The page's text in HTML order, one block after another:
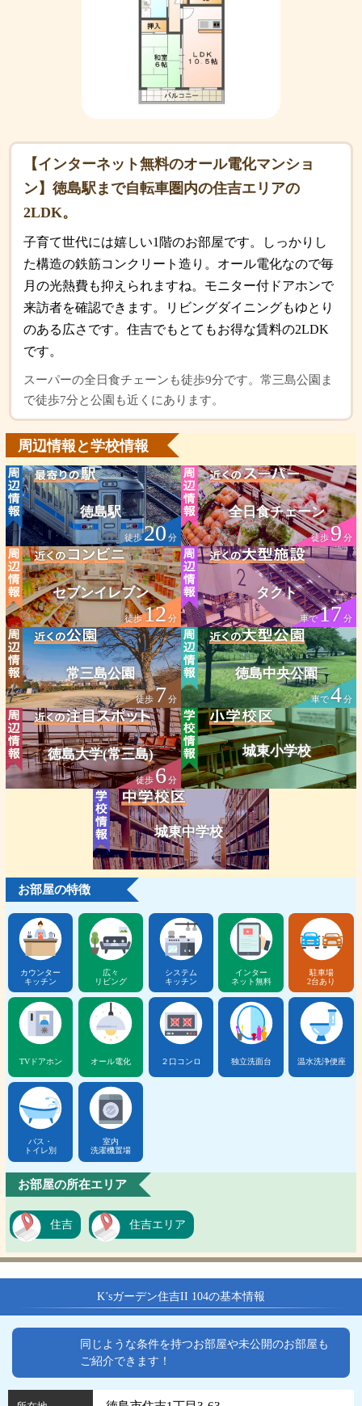
【インターネット無料のオール電化マンショ
ン】徳島駅まで自転車圏内の住吉エリアの
2LDK。
子育て世代には嬉しい1階のお部屋です。しっかりし
た構造の鉄筋コンクリート造り。オール電化なので毎
月の光熱費も抑えられますね。モニター付ドアホンで
来訪者を確認できます。リビングダイニングもゆとり
のある広さです。住吉でもとてもお得な賃料の2LDK
です。
スーパーの全日食チェーンも徒歩9分です。常三島公園ま
で徒歩7分と公園も近くにあります。
周辺情報と学校情報
徳島駅
徒歩20分
全日食チェーン
徒歩9分
セブンイレブン
徒歩12分
タクト
車で17分
常三島公園
徒歩7分
徳島中央公園
車で4分
徳島大学(常三島)
徒歩6分
城東小学校
城東中学校
お部屋の特徴
カウンター
キッチン
広々
リビング
システム
キッチン
インター
ネット無料
駐車場
2台あり
TVドアホン オール電化 ２口コンロ 独立洗面台 温水洗浄便座
バス・
トイレ別
室内
洗濯機置場
お部屋の所在エリア
住吉 住吉エリア
K’sガーデン住吉II 104の基本情報
同じような条件を持つお部屋や未公開のお部屋も
ご紹介できます！